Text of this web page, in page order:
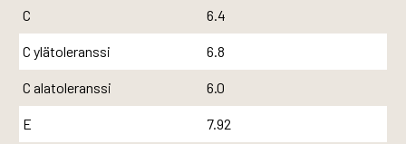
C 6.4
C ylätoleranssi 6.8
C alatoleranssi 6.0
E 7.92